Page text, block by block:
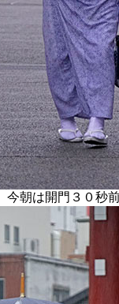
朝は開門３０秒